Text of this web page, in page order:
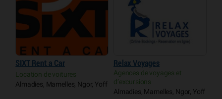
SIXT Rent a Car
Location de voitures
Almadies, Mamelles, Ngor, Yoff
Relax Voyages
Agences de voyages et
d’excursions
Almadies, Mamelles, Ngor, Yoff